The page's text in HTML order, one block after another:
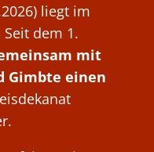
liegt im
dem 1.
mit
Gimbte einen